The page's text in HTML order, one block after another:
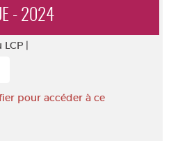
- 2024
|
pour accéder à ce